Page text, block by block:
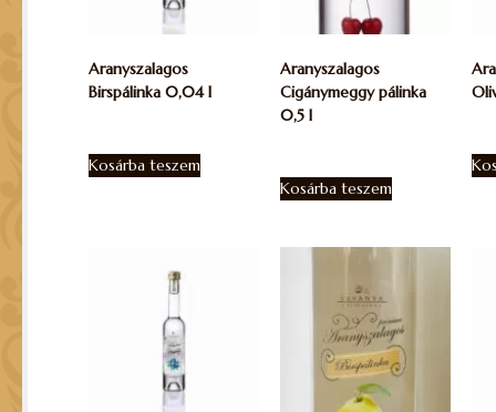
Aranyszalagos
Birspálinka 0,04 l
Kosárba teszem
Aranyszalagos
Cigánymeggy pálinka
0,5 l
Kosárba teszem